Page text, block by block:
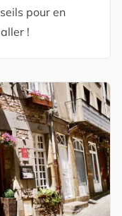
pour en
!